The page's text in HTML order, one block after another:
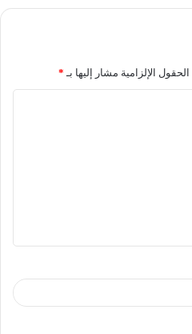
الحقول الإلزامية مشار إليها بـ *